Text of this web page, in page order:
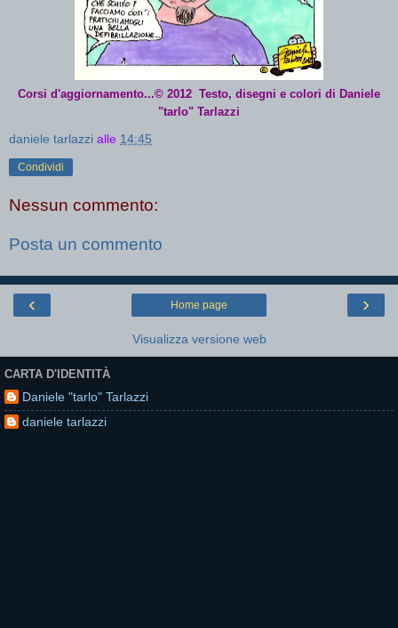
Corsi d'aggiornamento...© 2012 Testo, disegni e colori di Daniele
"tarlo" Tarlazzi
daniele tarlazzi alle 14:45
Condividi
Nessun commento:
Posta un commento
‹ ›
Home page
Visualizza versione web
CARTA D'IDENTITÀ
Daniele "tarlo" Tarlazzi
daniele tarlazzi